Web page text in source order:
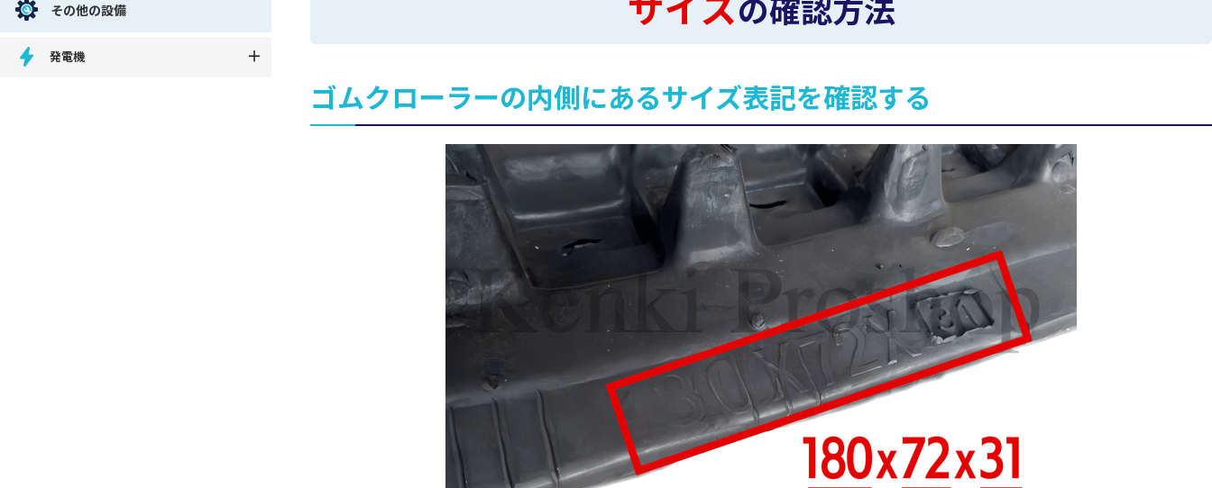
ゴムクローラーの内側にあるサイズ表記を確認する
その他の設備
発電機